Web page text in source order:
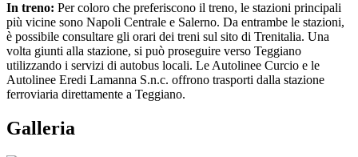
In treno: Per coloro che preferiscono il treno, le stazioni principali
più vicine sono Napoli Centrale e Salerno. Da entrambe le stazioni,
è possibile consultare gli orari dei treni sul sito di Trenitalia. Una
volta giunti alla stazione, si può proseguire verso Teggiano
utilizzando i servizi di autobus locali. Le Autolinee Curcio e le
Autolinee Eredi Lamanna S.n.c. offrono trasporti dalla stazione
ferroviaria direttamente a Teggiano.
Galleria